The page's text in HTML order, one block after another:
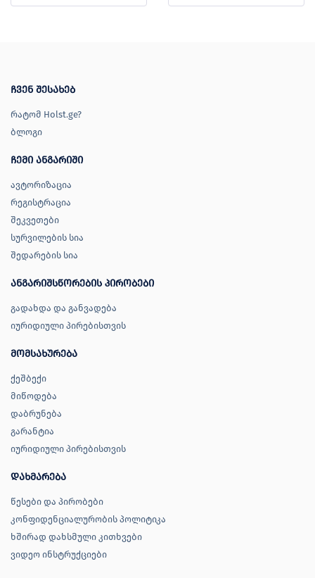
ჩვენ შესახებ
რატომ Holst.ge?
ბლოგი
ჩემი ანგარიში
ავტორიზაცია
რეგისტრაცია
შეკვეთები
სურვილების სია
შედარების სია
ანგარიშსწორების პირობები
გადახდა და განვადება
იურიდიული პირებისთვის
მომსახურება
ქეშბექი
მიწოდება
დაბრუნება
გარანტია
იურიდიული პირებისთვის
დახმარება
წესები და პირობები
კონფიდენციალურობის პოლიტიკა
ხშირად დახსმული კითხვები
ვიდეო ინსტრუქციები